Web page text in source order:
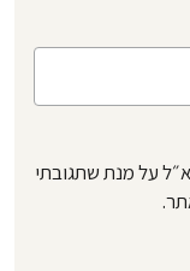
על מנת שתגובתי